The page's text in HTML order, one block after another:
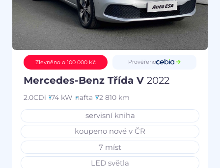
Zlevněno o 100 000 Kč Prověřeno
Mercedes-Benz Třída V 2022
2.0CDi 174 kW nafta 72 810 km
servisní kniha
koupeno nové v ČR
7 míst
LED světla